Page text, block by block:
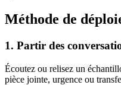
Méthode de
1. Partir des
Écoutez ou relisez un
pièce jointe, urgence ou